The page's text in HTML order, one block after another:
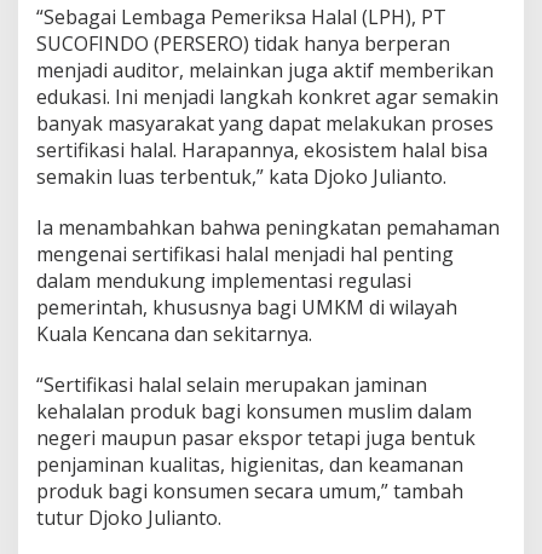
i
k
a
“Sebagai Lembaga Pemeriksa Halal (LPH), PT
SUCOFINDO (PERSERO) tidak hanya berperan
menjadi auditor, melainkan juga aktif memberikan
edukasi. Ini menjadi langkah konkret agar semakin
banyak masyarakat yang dapat melakukan proses
sertifikasi halal. Harapannya, ekosistem halal bisa
semakin luas terbentuk,” kata Djoko Julianto.
Ia menambahkan bahwa peningkatan pemahaman
mengenai sertifikasi halal menjadi hal penting
dalam mendukung implementasi regulasi
pemerintah, khususnya bagi UMKM di wilayah
Kuala Kencana dan sekitarnya.
“Sertifikasi halal selain merupakan jaminan
kehalalan produk bagi konsumen muslim dalam
negeri maupun pasar ekspor tetapi juga bentuk
penjaminan kualitas, higienitas, dan keamanan
produk bagi konsumen secara umum,” tambah
tutur Djoko Julianto.